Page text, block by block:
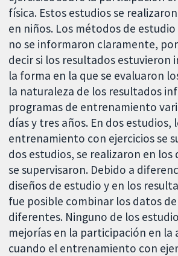
física. Estos estudios se
en niños. Los métodos de
no se informaron claramente,
decir si los resultados estuvieron
la forma en la que se evaluaron
la naturaleza de los resultados
programas de entrenamiento
días y tres años. En dos estudios,
entrenamiento con ejercicios se
dos estudios, se realizaron en los
se supervisaron. Debido a
diseños de estudio y en los
fue posible combinar los datos
diferentes. Ninguno de los
mejorías en la participación en la
cuando el entrenamiento con